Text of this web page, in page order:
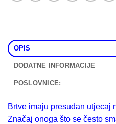
OPIS
DODATNE INFORMACIJE
POSLOVNICE:
Brtve imaju presudan utjecaj
Značaj onoga što se često